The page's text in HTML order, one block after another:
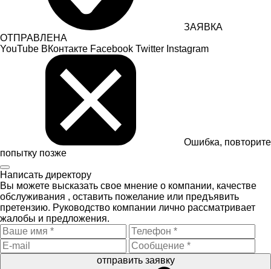
ЗАЯВКА
ОТПРАВЛЕНА
YouTube ВКонтакте Facebook Twitter Instagram
Ошибка, повторите
попытку позже
Написать директору
Вы можете высказать свое мнение о компании, качестве
обслуживания , оставить пожелание или предъявить
претензию. Руководство компании лично рассматривает
жалобы и предложения.
отправить заявку